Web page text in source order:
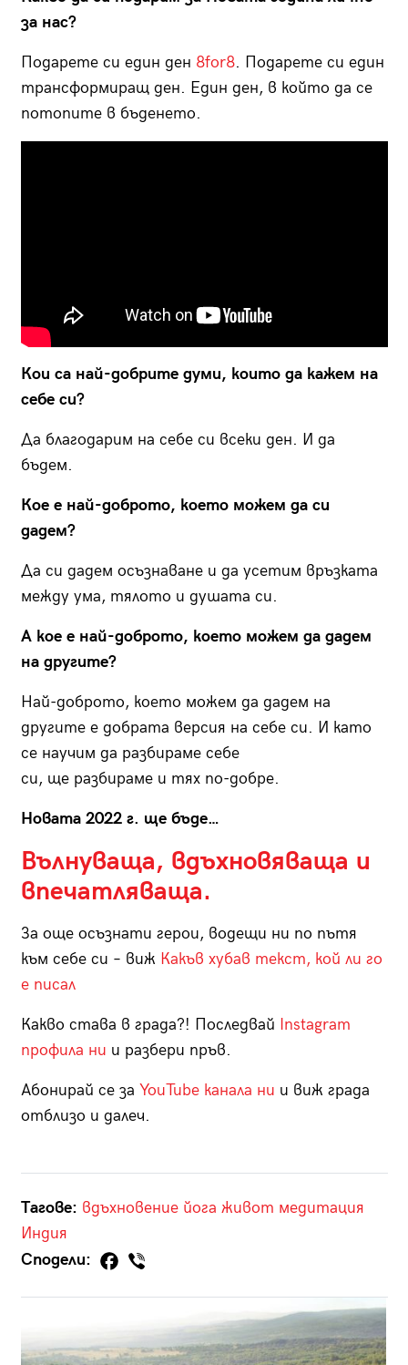
за нас?
Подарете си един ден 8for8. Подарете си един
трансформиращ ден. Един ден, в който да се
потопите в бъденето.
Кои са най-добрите думи, които да кажем на
себе си?
Да благодарим на себе си всеки ден. И да
бъдем.
Кое е най-доброто, което можем да си
дадем?
Да си дадем осъзнаване и да усетим връзката
между ума, тялото и душата си.
А кое е най-доброто, което можем да дадем
на другите?
Най-доброто, което можем да дадем на
другите е добрата версия на себе си. И като
се научим да разбираме себе
си, ще разбираме и тях по-добре.
Новата 2022 г. ще бъде…
Вълнуваща, вдъхновяваща и
впечатляваща.
За още осъзнати герои, водещи ни по пътя
към себе си – виж Какъв хубав текст, кой ли го
е писал
Какво става в града?! Последвай Instagram
профила ни и разбери пръв.
Абонирай се за YouTube канала ни и виж града
отблизо и далеч.
Тагове: вдъхновение йога живот медитация
Индия
Сподели: